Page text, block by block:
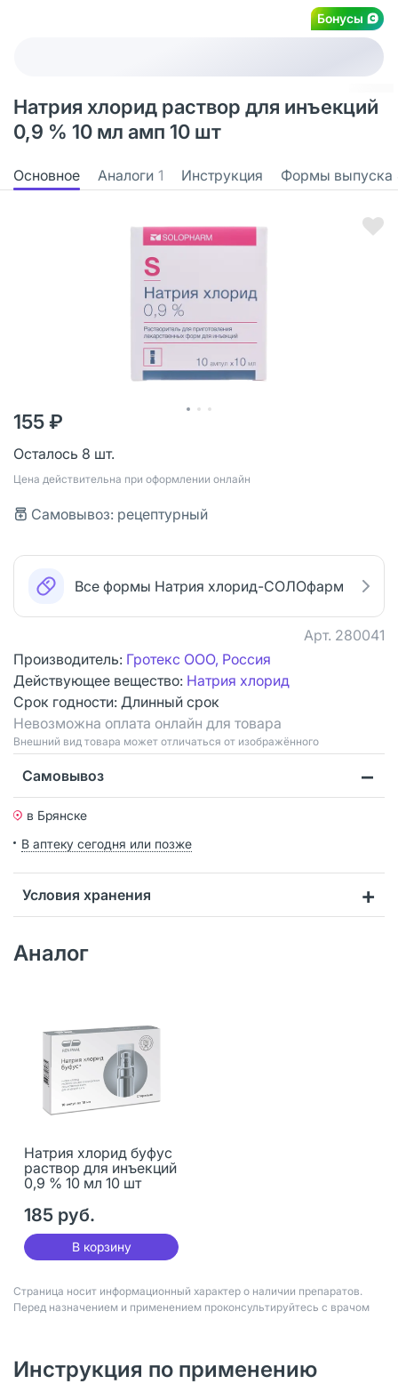
Бонусы
Натрия хлорид раствор для инъекций
0,9 % 10 мл амп 10 шт
Основное Аналоги 1 Инструкция Формы выпуска
155 ₽
Осталось 8 шт.
Цена действительна при оформлении онлайн
Самовывоз: рецептурный
Все формы Натрия хлорид-СОЛОфарм
Арт. 280041
Производитель: Гротекс ООО, Россия
Действующее вещество: Натрия хлорид
Срок годности: Длинный срок
Невозможна оплата онлайн для товара
Bнешний вид товара может отличаться от изображённого
Самовывоз
в Брянске
В аптеку сегодня или позже
Условия хранения
Аналог
Натрия хлорид буфус
раствор для инъекций
0,9 % 10 мл 10 шт
185 руб.
В корзину
Страница носит информационный характер о наличии препаратов.
Перед назначением и применением проконсультируйтесь с врачом
Инструкция по применению